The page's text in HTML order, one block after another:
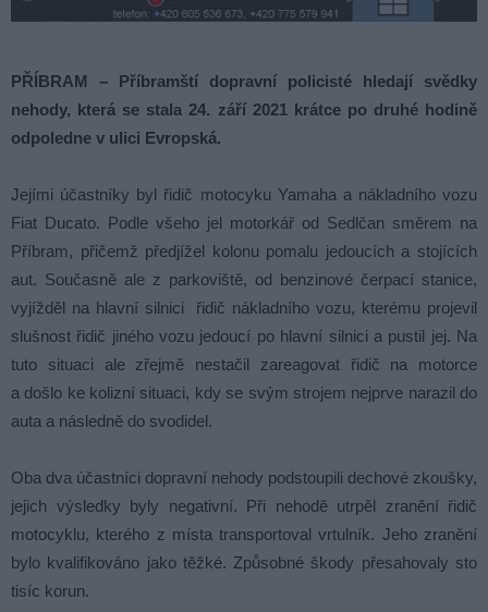
PŘÍBRAM – Příbramští dopravní policisté hledají svědky
nehody, která se stala 24. září 2021 krátce po druhé hodině
odpoledne v ulici Evropská.
Jejími účastníky byl řidič motocyku Yamaha a nákladního vozu
Fiat Ducato. Podle všeho jel motorkář od Sedlčan směrem na
Příbram, přičemž předjížel kolonu pomalu jedoucích a stojících
aut. Současně ale z parkoviště, od benzinové čerpací stanice,
vyjížděl na hlavní silnici řidič nákladního vozu, kterému projevil
slušnost řidič jiného vozu jedoucí po hlavní silnici a pustil jej. Na
tuto situaci ale zřejmě nestačil zareagovat řidič na motorce
a došlo ke kolizní situaci, kdy se svým strojem nejprve narazil do
auta a následně do svodidel.
Oba dva účastníci dopravní nehody podstoupili dechové zkoušky,
jejich výsledky byly negativní. Při nehodě utrpěl zranění řidič
motocyklu, kterého z místa transportoval vrtulník. Jeho zranění
bylo kvalifikováno jako těžké. Způsobné škody přesahovaly sto
tisíc korun.